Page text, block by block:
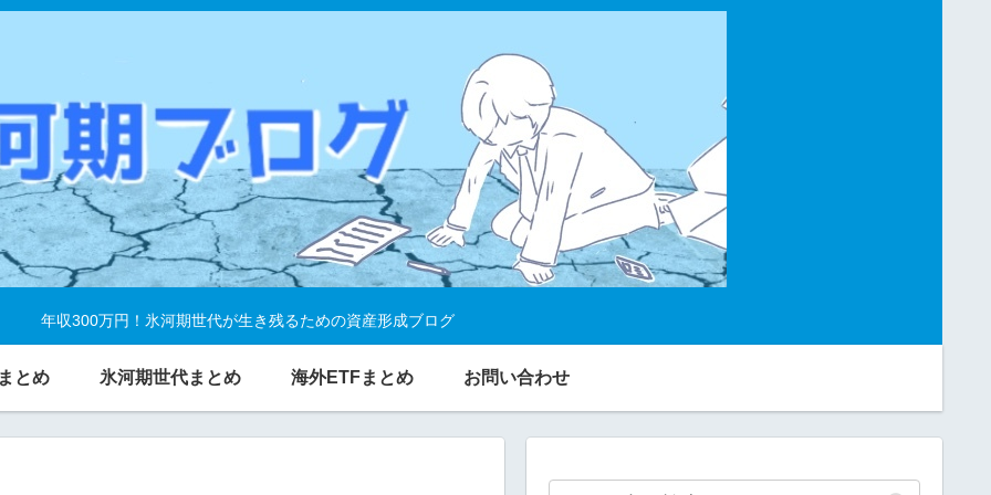
年収300万円！氷河期世代が生き残るための資産形成ブログ
とめ 氷河期世代まとめ 海外ETFまとめ お問い合わせ